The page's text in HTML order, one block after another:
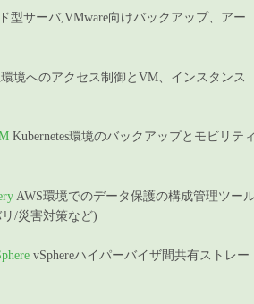
型サーバ,VMware向けバックアップ、アー
境へのアクセス制御とVM、インスタンス
Kubernetes環境のバックアップとモビリテ
AWS環境でのデータ保護の構成管理ツー
/災害対策など)
vSphereハイパーバイザ間共有ストレー